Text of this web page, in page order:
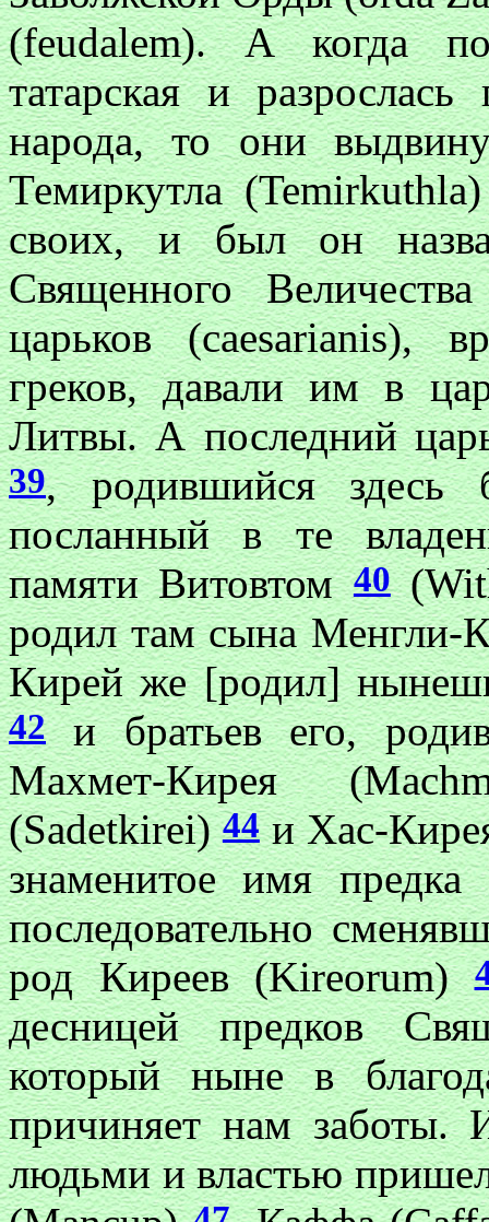
(feudalem). А когда
татарская и
народа, то они
Темиркутла
своих, и был он
Священного
царьков (caesarianis),
греков, давали им в
Литвы. А последний
39, родившийся
посланный в те
памяти Витовтом40
родил там сына
Кирей же [родил]
42и братьев его,
Махмет-Кирея
(Sadetkirei)44и Хас-
знаменитое имя
последовательно
род Киреев (Kireorum)
десницей предков
который ныне в
причиняет нам заботы.
людьми и властью